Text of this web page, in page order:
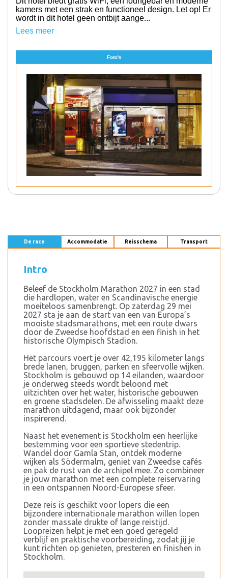
kamers met een strak en functioneel design. Let op! Er
wordt in dit hotel geen ontbijt aange...
Lees meer
Foto's
De race Accommodatie Reisschema Transport
Intro
Beleef de Stockholm Marathon 2027 in een stad
die hardlopen, water en Scandinavische energie
moeiteloos samenbrengt. Op zaterdag 29 mei
2027 sta je aan de start van een van Europa’s
mooiste stadsmarathons, met een route dwars
door de Zweedse hoofdstad en een finish in het
historische Olympisch Stadion.
Het parcours voert je over 42,195 kilometer langs
brede lanen, bruggen, parken en sfeervolle wijken.
Stockholm is gebouwd op 14 eilanden, waardoor
je onderweg steeds wordt beloond met
uitzichten over het water, historische gebouwen
en groene stadsdelen. De afwisseling maakt deze
marathon uitdagend, maar ook bijzonder
inspirerend.
Naast het evenement is Stockholm een heerlijke
bestemming voor een sportieve stedentrip.
Wandel door Gamla Stan, ontdek moderne
wijken als Södermalm, geniet van Zweedse cafés
en pak de rust van de archipel mee. Zo combineer
je jouw marathon met een complete reiservaring
in een ontspannen Noord-Europese sfeer.
Deze reis is geschikt voor lopers die een
bijzondere internationale marathon willen lopen
zonder massale drukte of lange reistijd.
Loopreizen helpt je met een goed geregeld
verblijf en praktische voorbereiding, zodat jij je
kunt richten op genieten, presteren en finishen in
Stockholm.